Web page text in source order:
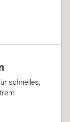
schnelles,